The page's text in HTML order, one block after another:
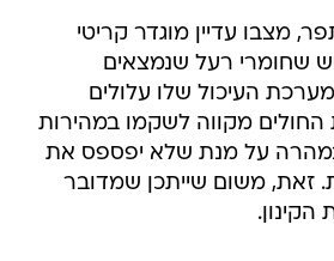
מצבו עדיין מוגדר קריטי
שחומרי רעל שנמצאים
העיכול שלו עלולים
החולים מקווה לשקמו במהירות
על מנת שלא יפספס את
זאת, משום שייתכן שמדובר